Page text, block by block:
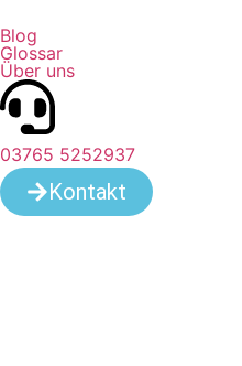
Blog
Glossar
Über uns
03765 5252937
Kontakt